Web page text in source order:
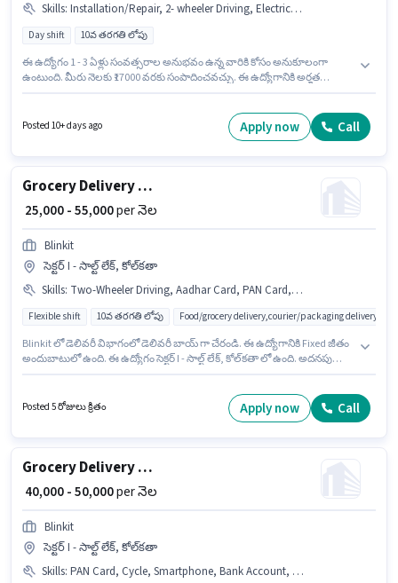
Skills: Installation/Repair, 2- wheeler Driving, Electrical circuit
Day shift 10వ తరగతి లోపు
ఈ ఉద్యోగం 1 - 3 ఏళ్లు సంవత్సరాల అనుభవం ఉన్న వారికి కోసం అనుకూలంగా
ఉంటుంది. మీరు నెలకు ₹17000 వరకు సంపాదించవచ్చు. ఈ ఉద్యోగానికి అర్హత
లో ఉంది. ఈ ఉద్యోగానికి Fixed జీతం ఇవ్వబడుతుంది. ఈ ఉద్యోగానికి 10వ తరగతి
లోపు అర్హత ఉన్న అభ్యర్థులు దరఖాస్తు చేయవచ్చు. Being Iban ఎలక్ట్రీషియన్
Posted 10+ days ago Apply now Call
Grocery Delivery Boy
₹ 25,000 - 55,000per నెల
Blinkit
సెక్టర్ I - సాల్ట్ లేక్, కోల్‌కతా
Skills: Two-Wheeler Driving, Aadhar Card, PAN Card, Smartphone, Cycle, Bike
Flexible shift 10వ తరగతి లోపు Food/grocery delivery,courier/packaging delivery,e-
Blinkit లో డెలివరీ విభాగంలో డెలివరీ బాయ్ గా చేరండి. ఈ ఉద్యోగానికి Fixed జీతం
అందుబాటులో ఉంది. ఈ ఉద్యోగం సెక్టర్ I - సాల్ట్ లేక్, కోల్‌కతా లో ఉంది. అదనపు
అభ్యర్థులు దరఖాస్తు చేయవచ్చు. ఈ ఉద్యోగానికి అభ్యర్థి వద్ద Two-Wheeler Driving
Posted 5 రోజులు క్రితం Apply now Call
Grocery Delivery Boy
₹ 40,000 - 50,000per నెల
Blinkit
సెక్టర్ I - సాల్ట్ లేక్, కోల్‌కతా
Skills: PAN Card, Cycle, Smartphone, Bank Account, Aadhar Card, Bike